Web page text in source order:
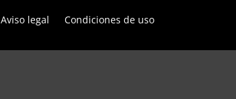
Aviso legal Condiciones de uso